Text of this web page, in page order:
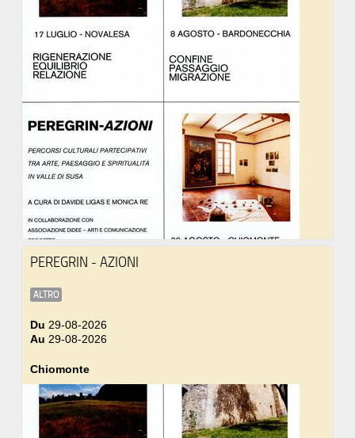
PEREGRIN - AZIONI
ALTRO
Du 29-08-2026
Au 29-08-2026
Chiomonte